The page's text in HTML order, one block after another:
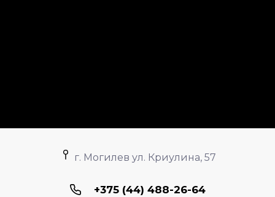
г. Могилев ул. Криулина, 57
+375 (44) 488-26-64